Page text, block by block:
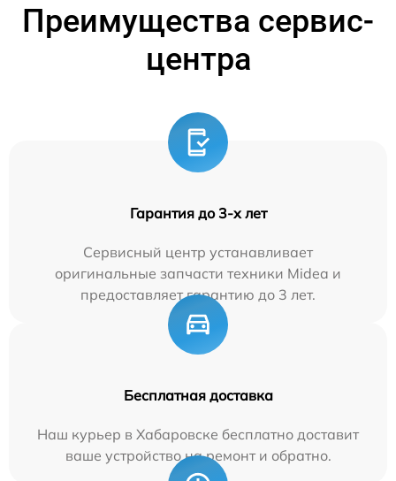
Преимущества сервис-
центра
Гарантия до 3-х лет
Сервисный центр устанавливает
оригинальные запчасти техники Midea и
предоставляет гарантию до 3 лет.
Бесплатная доставка
Наш курьер в Хабаровске бесплатно доставит
ваше устройство на ремонт и обратно.